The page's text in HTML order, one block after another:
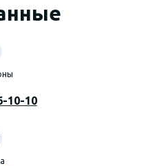
10-10